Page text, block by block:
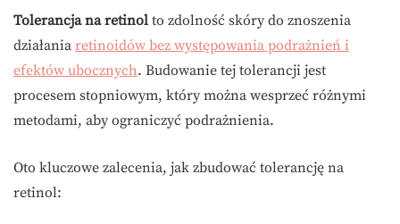
Tolerancja na retinol to zdolność skóry do znoszenia
działania retinoidów bez występowania podrażnień i
efektów ubocznych. Budowanie tej tolerancji jest
procesem stopniowym, który można wesprzeć różnymi
metodami, aby ograniczyć podrażnienia.
Oto kluczowe zalecenia, jak zbudować tolerancję na
retinol: